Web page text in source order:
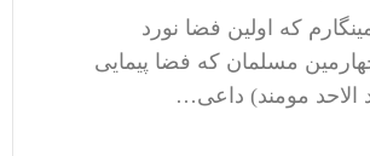
که اولین فضا نورد
مسلمان که فضا پیمایی
الاحد مومند) داعی…